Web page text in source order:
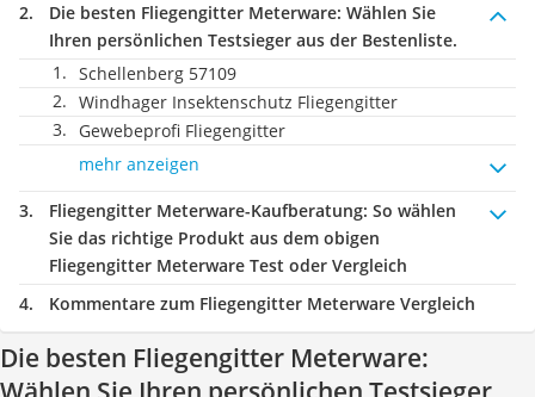
Die besten Fliegengitter Meterware: Wählen Sie
Ihren persönlichen Testsieger aus der Bestenliste.
Schellenberg 57109
Windhager Insektenschutz Fliegengitter
Gewebeprofi Fliegengitter
mehr anzeigen
Fliegengitter Meterware-Kaufberatung: So wählen
Sie das richtige Produkt aus dem obigen
Fliegengitter Meterware Test oder Vergleich
Kommentare zum Fliegengitter Meterware Vergleich
Die besten Fliegengitter Meterware: